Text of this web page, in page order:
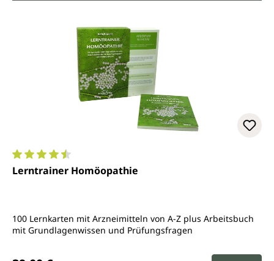
Durchschnittliche Bewertung von 4.6 von 5 Sternen
Lerntrainer Homöopathie
100 Lernkarten mit Arzneimitteln von A-Z plus Arbeitsbuch
mit Grundlagenwissen und Prüfungsfragen